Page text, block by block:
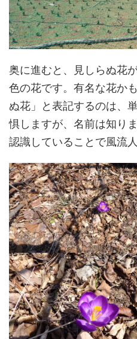
奥に進むと、見しらぬ花
色の花です。有名な花か
ぬ花」と表記するのは、
惧しますが、名前は知り
認識していることで風流